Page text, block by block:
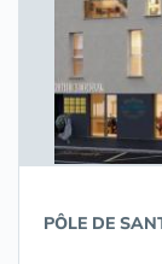
PÔLE DE